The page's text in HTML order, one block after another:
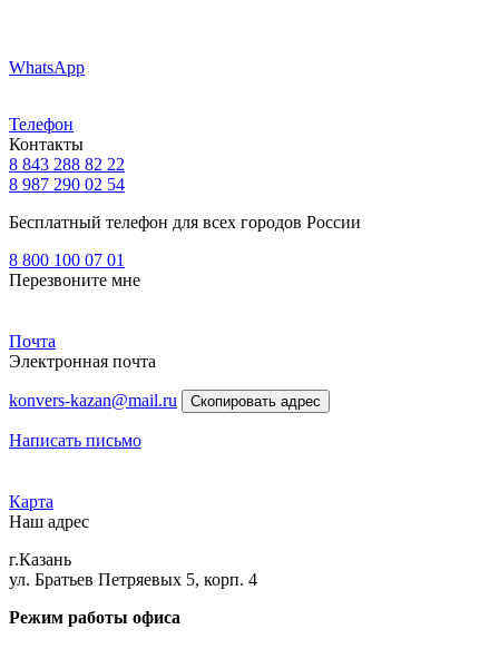
WhatsApp
Телефон
Контакты
8 843 288 82 22
8 987 290 02 54
Бесплатный телефон для всех городов России
8 800 100 07 01
Перезвоните мне
Почта
Электронная почта
konvers-kazan@mail.ru Скопировать адрес
Написать письмо
Карта
Наш адрес
г.Казань
ул. Братьев Петряевых 5, корп. 4
Режим работы офиса